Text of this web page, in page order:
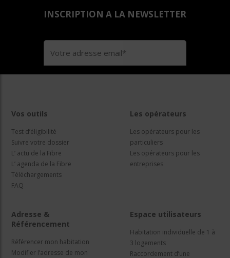
INSCRIPTION A LA NEWSLETTER
Vos outils
Test d’éligibilité
Suivre votre dossier
L’ actu de la Fibre
L’ agenda de la Fibre
Téléchargements
FAQ
Les opérateurs
Les opérateurs pour les
particuliers
Les opérateurs pour les
entreprises
Adresse &
Référencement
Référencer mon habitation
Modifier l’adresse de mon
Espace utilisateurs
Habitation individuelle de 1 à
3 logements
Raccordement d’une